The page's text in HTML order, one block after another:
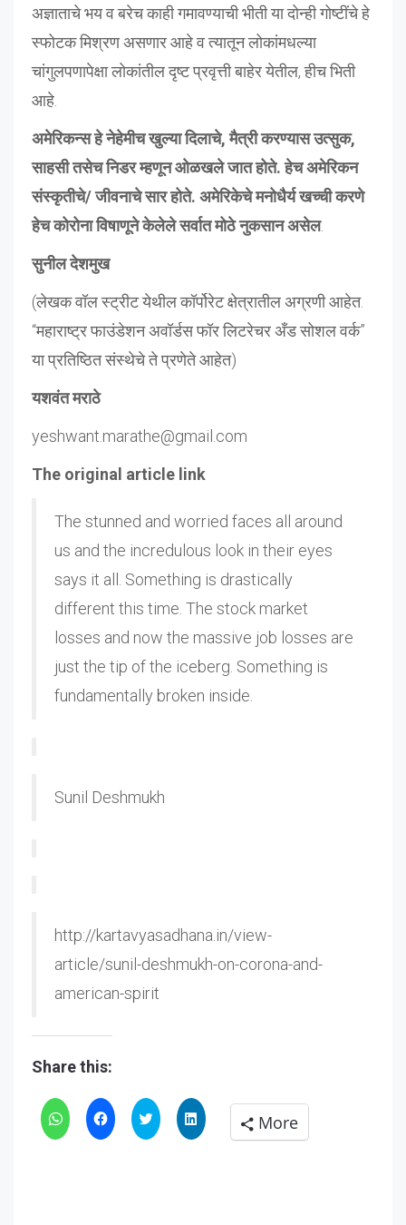
अज्ञाताचे भय व बरेच काही गमावण्याची भीती या दोन्ही गोष्टींचे हे
स्फोटक मिश्रण असणार आहे व त्यातून लोकांमधल्या
चांगुलपणापेक्षा लोकांतील दृष्ट प्रवृत्ती बाहेर येतील, हीच भिती
आहे.
अमेरिकन्स हे नेहेमीच खुल्या दिलाचे, मैत्री करण्यास उत्सुक,
साहसी तसेच निडर म्हणून ओळखले जात होते. हेच अमेरिकन
संस्कृतीचे/ जीवनाचे सार होते. अमेरिकेचे मनोधैर्य खच्ची करणे
हेच कोरोना विषाणूने केलेले सर्वात मोठे नुकसान असेल.
सुनील देशमुख
(लेखक वॉल स्ट्रीट येथील कॉर्पोरेट क्षेत्रातील अग्रणी आहेत.
“महाराष्ट्र फाउंडेशन अवॉर्डस फॉर लिटरेचर अँड सोशल वर्क”
या प्रतिष्ठित संस्थेचे ते प्रणेते आहेत)
यशवंत मराठे
yeshwant.marathe@gmail.com
The original article link
The stunned and worried faces all around
us and the incredulous look in their eyes
says it all. Something is drastically
different this time. The stock market
losses and now the massive job losses are
just the tip of the iceberg. Something is
fundamentally broken inside.
Sunil Deshmukh
http://kartavyasadhana.in/view-
article/sunil-deshmukh-on-corona-and-
american-spirit
Share this:
Click
Click
Click
Click
More